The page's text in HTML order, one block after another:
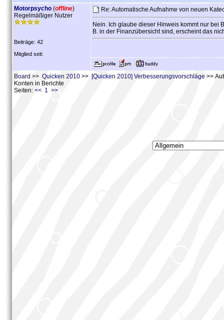
Motorpsycho (offline)
Regelmäßiger Nutzer
Beiträge: 42
Mitglied seit:
Re: Automatische Aufnahme von neuen
Nein. Ich glaube dieser Hinweis kommt nur bei
B. in der Finanzübersicht sind, erscheint das
Board >> Quicken 2010 >> [Quicken 2010] Verbesserungsvorschläge >>
Konten in Berichte
Seiten: << 1 >>